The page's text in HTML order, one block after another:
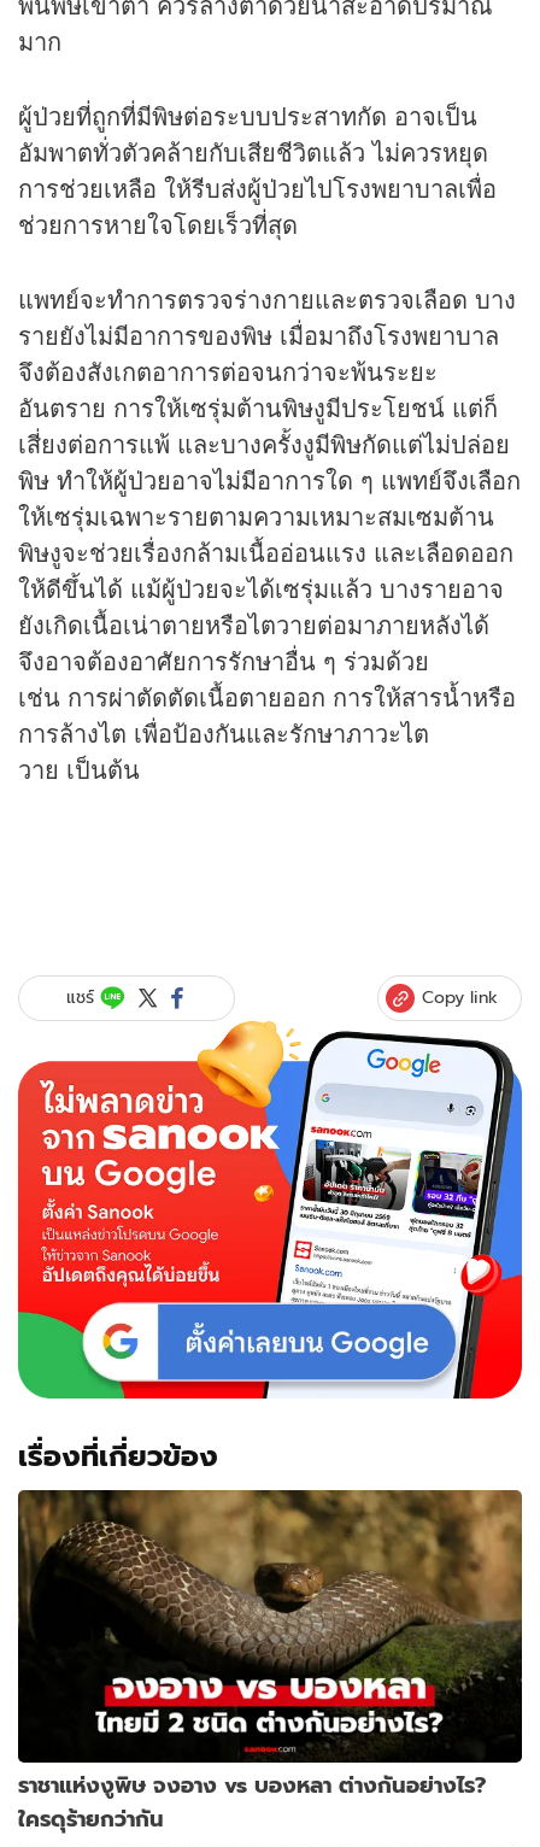
มาก
ผู้ป่วยที่ถูกที่มีพิษต่อระบบประสาทกัด อาจเป็น
อัมพาตทั่วตัวคล้ายกับเสียชีวิตแล้ว ไม่ควรหยุด
การช่วยเหลือ ให้รีบส่งผู้ป่วยไปโรงพยาบาลเพื่อ
ช่วยการหายใจโดยเร็วที่สุด
แพทย์จะทำการตรวจร่างกายและตรวจเลือด บาง
รายยังไม่มีอาการของพิษ เมื่อมาถึงโรงพยาบาล
จึงต้องสังเกตอาการต่อจนกว่าจะพ้นระยะ
อันตราย การให้เซรุ่มต้านพิษงูมีประโยชน์ แต่ก็
เสี่ยงต่อการแพ้ และบางครั้งงูมีพิษกัดแต่ไม่ปล่อย
พิษ ทำให้ผู้ป่วยอาจไม่มีอาการใด ๆ แพทย์จึงเลือก
ให้เซรุ่มเฉพาะรายตามความเหมาะสมเซมต้าน
พิษงูจะช่วยเรื่องกล้ามเนื้ออ่อนแรง และเลือดออก
ให้ดีขึ้นได้ แม้ผู้ป่วยจะได้เซรุ่มแล้ว บางรายอาจ
ยังเกิดเนื้อเน่าตายหรือไตวายต่อมาภายหลังได้
จึงอาจต้องอาศัยการรักษาอื่น ๆ ร่วมด้วย
เช่น การผ่าตัดตัดเนื้อตายออก การให้สารน้ำหรือ
การล้างไต เพื่อป้องกันและรักษาภาวะไต
วาย เป็นต้น
แชร์ Copy link
เรื่องที่เกี่ยวข้อง
ราชาแห่งงูพิษ จงอาง vs บองหลา ต่างกันอย่างไร?
ใครดุร้ายกว่ากัน